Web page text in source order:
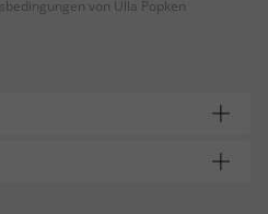
von Ulla Popken